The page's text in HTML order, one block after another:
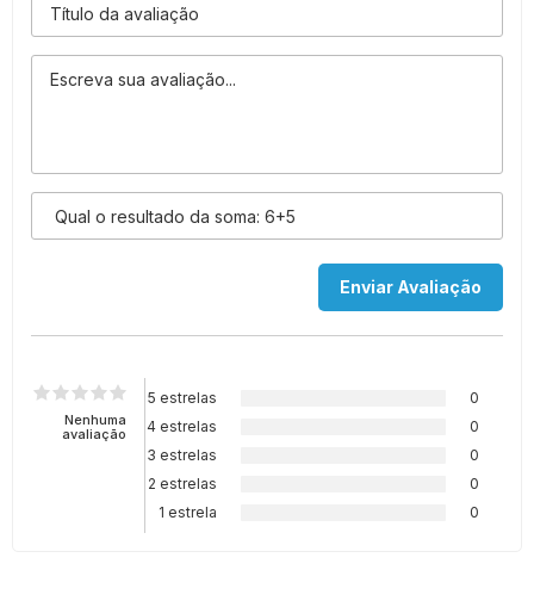
Nenhuma
avaliação
5 estrelas
0
4 estrelas
0
3 estrelas
0
2 estrelas
0
1 estrela
0